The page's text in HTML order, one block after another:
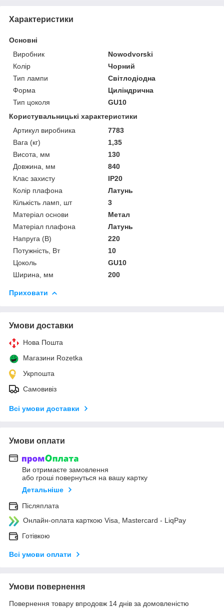
Характеристики
Основні
Виробник
Nowodvorski
Колір
Чорний
Тип лампи
Світлодіодна
Форма
Циліндрична
Тип цоколя
GU10
Користувальницькі характеристики
Артикул виробника
7783
Вага (кг)
1,35
Висота, мм
130
Довжина, мм
840
Клас захисту
IP20
Колір плафона
Латунь
Кількість ламп, шт
3
Матеріал основи
Метал
Матеріал плафона
Латунь
Напруга (В)
220
Потужність, Вт
10
Цоколь
GU10
Ширина, мм
200
Приховати
Умови доставки
Нова Пошта
Магазини Rozetka
Укрпошта
Самовивіз
Всі умови доставки
Умови оплати
Ви отримаєте замовлення
або гроші повернуться на вашу картку
Детальніше
Післяплата
Онлайн-оплата карткою Visa, Mastercard - LiqPay
Готівкою
Всі умови оплати
Умови повернення
Повернення товару впродовж 14 днів за домовленістю